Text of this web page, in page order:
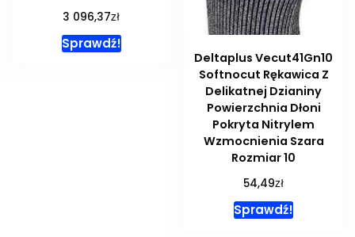
3 096,37zł
Sprawdź!
Deltaplus Vecut41Gn10
Softnocut Rękawica Z
Delikatnej Dzianiny
Powierzchnia Dłoni
Pokryta Nitrylem
Wzmocnienia Szara
Rozmiar 10
54,49zł
Sprawdź!